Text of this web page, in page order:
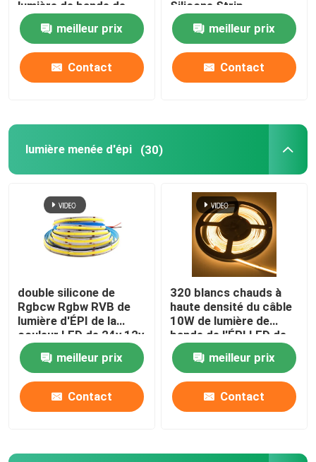
Accessoires de capteur de LED
Lumière à néon LED extérieure
lumière de bande de
silicone du monstre 5m
Smart meilleur prix
Contact
Silicone Strip
meilleur prix
Contact
lumière menée d'épi (30)
double silicone de
Rgbcw Rgbw RVB de
lumière d'ÉPI de la
couleur LED de 24v 12v
5v 8W 10W accessible
meilleur prix
Contact
320 blancs chauds à
haute densité du câble
10W de lumière de
bande de l'ÉPI LED de
Led/M Flexible 24V
meilleur prix
Contact